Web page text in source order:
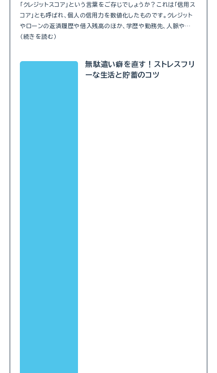
「クレジットスコア」という言葉をご存じでしょうか？これは「信用ス
コア」とも呼ばれ、個人の信用力を数値化したものです。クレジット
やローンの返済履歴や借入残高のほか、学歴や勤務先、人脈や…
（続きを読む）
無駄遣い癖を直す！ストレスフリ
ーな生活と貯蓄のコツ